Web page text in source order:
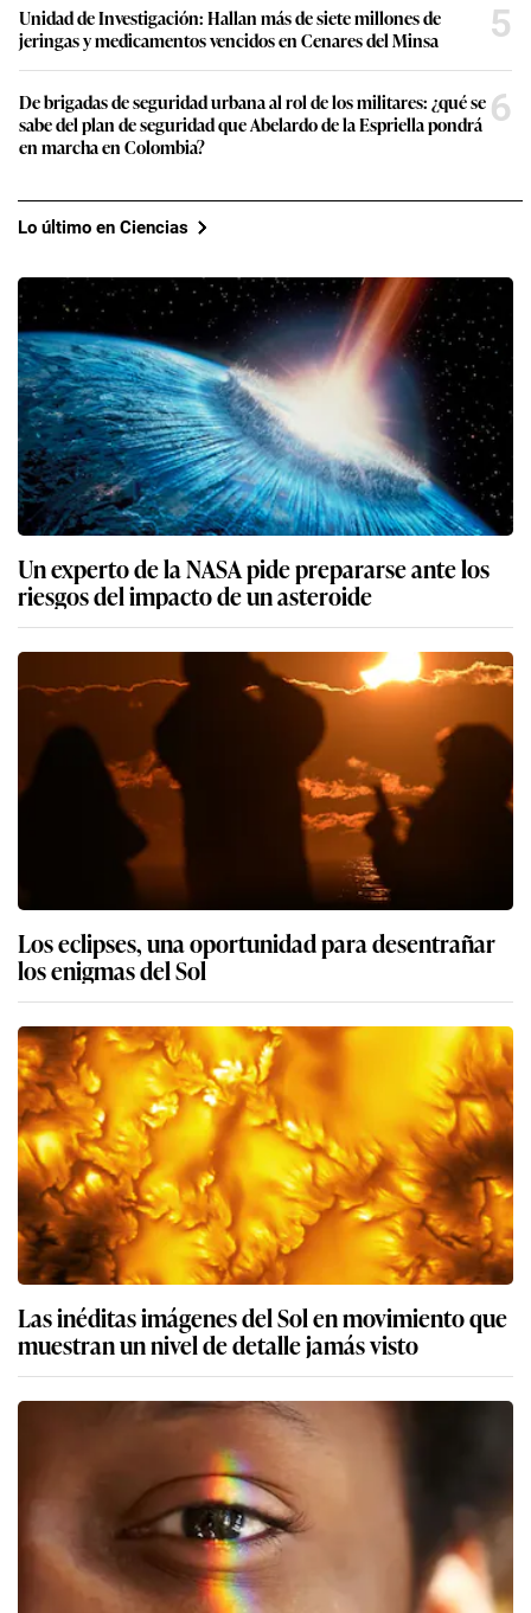
Unidad de Investigación: Hallan más de siete millones de
jeringas y medicamentos vencidos en Cenares del Minsa
5
De brigadas de seguridad urbana al rol de los militares: ¿qué se
sabe del plan de seguridad que Abelardo de la Espriella pondrá
en marcha en Colombia?
6
Lo último en Ciencias
Un experto de la NASA pide prepararse ante los
riesgos del impacto de un asteroide
Los eclipses, una oportunidad para desentrañar
los enigmas del Sol
Las inéditas imágenes del Sol en movimiento que
muestran un nivel de detalle jamás visto